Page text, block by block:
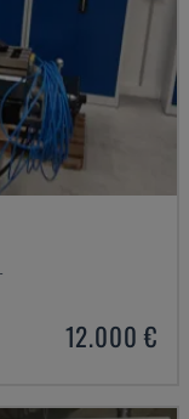
12.000 €